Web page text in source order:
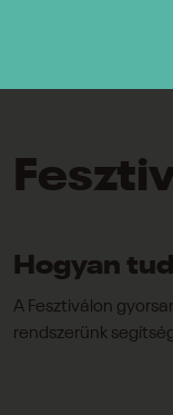
Hogyan
A Fesztiválon
rendszerünk